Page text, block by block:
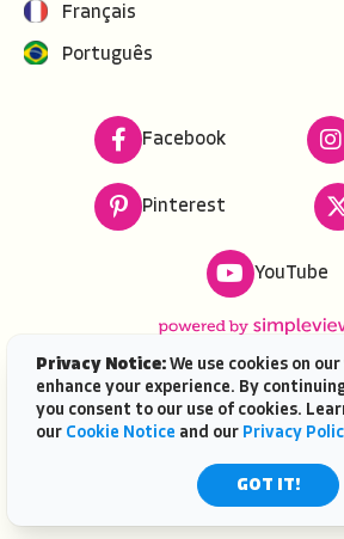
Français
Português
Facebook
Pinterest
YouTube
Copyright ©2026VISIT FLORIDA.
VISIT FLORIDA® is a service mark of
Industry Marketing Corporation, d/
registered in the U.S. Patent &
| AI is powered
Privacy Notice: We use cookies on
enhance your experience. By
you consent to our use of cookies.
our Cookie Notice and our Privacy
GOT IT!